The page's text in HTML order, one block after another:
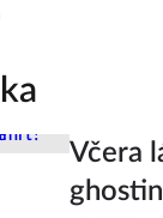
Včera